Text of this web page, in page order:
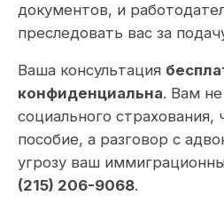
документов, и
преследовать вас за
Ваша консультация
конфиденциальна. Вам
социального страхования,
пособие, а разговор с
угрозу ваш
(215) 206-9068.